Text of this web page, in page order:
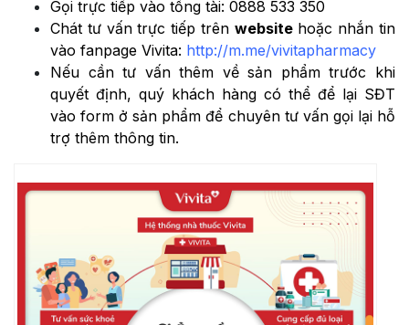
Gọi trực tiếp vào tổng tài: 0888 533 350
Chát tư vấn trực tiếp trên websitehoặc nhắn tin
vào fanpage Vivita: http://m.me/vivitapharmacy
Nếu cần tư vấn thêm về sản phẩm trước khi
quyết định, quý khách hàng có thể để lại SĐT
vào form ở sản phẩm để chuyên tư vấn gọi lại hỗ
trợ thêm thông tin.